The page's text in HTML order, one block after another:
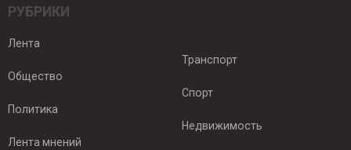
РУБРИКИ
Лента
Общество
Политика
Лента мнений
Транспорт
Спорт
Недвижимость